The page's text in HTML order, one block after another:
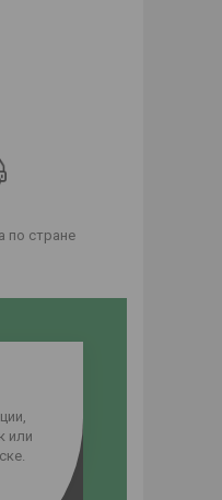
по стране
или